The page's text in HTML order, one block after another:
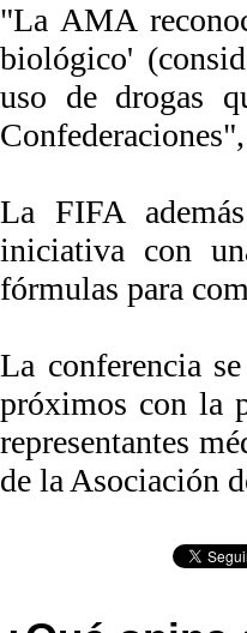
"La AMA
biológico'
uso de drogas
La FIFA
iniciativa con
fórmulas para
La conferencia
próximos con la
representantes
de la Asociación